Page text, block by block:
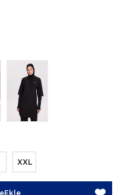
XXL